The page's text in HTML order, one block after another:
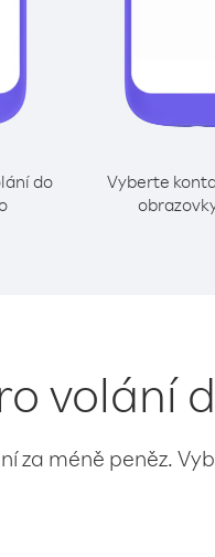
do
Vyberte
volání
za méně peněz.